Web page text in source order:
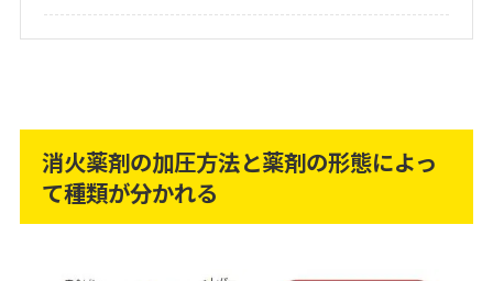
消火薬剤の加圧方法と薬剤の形態によっ
て種類が分かれる